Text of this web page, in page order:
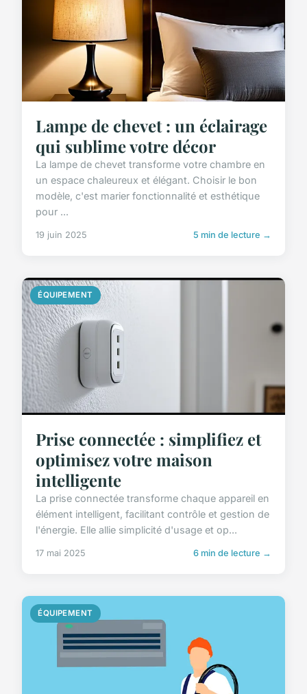
Lampe de chevet : un éclairage
qui sublime votre décor
La lampe de chevet transforme votre chambre en
un espace chaleureux et élégant. Choisir le bon
modèle, c'est marier fonctionnalité et esthétique
pour ...
19 juin 2025 5 min de lecture →
ÉQUIPEMENT
Prise connectée : simplifiez et
optimisez votre maison
intelligente
La prise connectée transforme chaque appareil en
élément intelligent, facilitant contrôle et gestion de
l'énergie. Elle allie simplicité d'usage et op...
17 mai 2025 6 min de lecture →
ÉQUIPEMENT